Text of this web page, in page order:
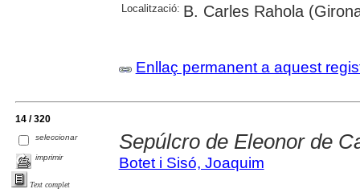
Localització: B. Carles Rahola
Enllaç permanent a aquest
14 / 320
seleccionar
imprimir
Text complet
Sepúlcro de Eleonor de
Botet i Sisó, Joaquim